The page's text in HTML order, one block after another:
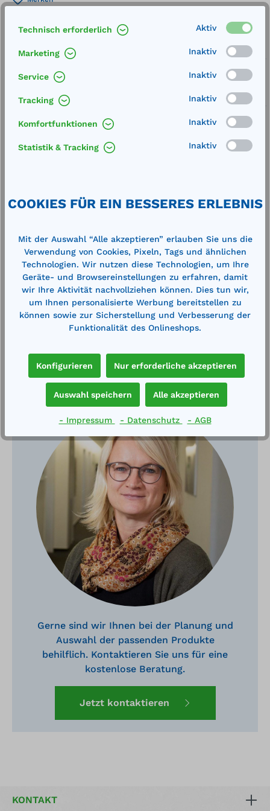
Service
Lieferung frei Haus
Zertifizierte Qualität
LxBxH: 1260 x 800 x 200 mm Belastung: 300
kghochwertiges Polyethylen (PEHD),
Beständigke…Mehr
Technische Daten
Haben Sie Fragen?
Gerne sind wir Ihnen bei der Planung und
Auswahl der passenden Produkte
behilflich. Kontaktieren Sie uns für eine
kostenlose Beratung.
Jetzt kontaktieren
KONTAKT
Technisch erforderlich Aktiv
Marketing Inaktiv
Service Inaktiv
Tracking Inaktiv
Komfortfunktionen Inaktiv
Statistik & Tracking Inaktiv
COOKIES FÜR EIN BESSERES ERLEBNIS
Mit der Auswahl “Alle akzeptieren” erlauben Sie uns die
Verwendung von Cookies, Pixeln, Tags und ähnlichen
Technologien. Wir nutzen diese Technologien, um Ihre
Geräte- und Browsereinstellungen zu erfahren, damit
wir Ihre Aktivität nachvollziehen können. Dies tun wir,
um Ihnen personalisierte Werbung bereitstellen zu
können sowie zur Sicherstellung und Verbesserung der
Funktionalität des Onlineshops.
Konfigurieren Nur erforderliche akzeptieren
Auswahl speichern Alle akzeptieren
- Impressum - Datenschutz - AGB